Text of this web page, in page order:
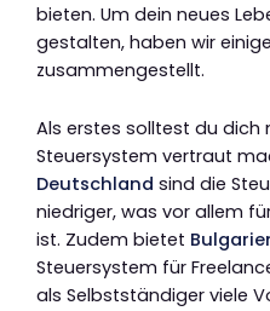
bieten. Um dein neues
gestalten, haben wir
zusammengestellt.
Als erstes solltest du
Steuersystem vertraut
Deutschland sind die
niedriger, was vor allem
ist. Zudem bietet
Steuersystem für
als Selbstständiger viele